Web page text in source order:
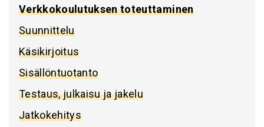
Verkkokoulutuksen toteuttaminen
Suunnittelu
Käsikirjoitus
Sisällöntuotanto
Testaus, julkaisu ja jakelu
Jatkokehitys